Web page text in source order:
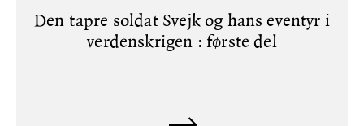
Den tapre soldat Svejk og hans eventyr i
verdenskrigen : første del